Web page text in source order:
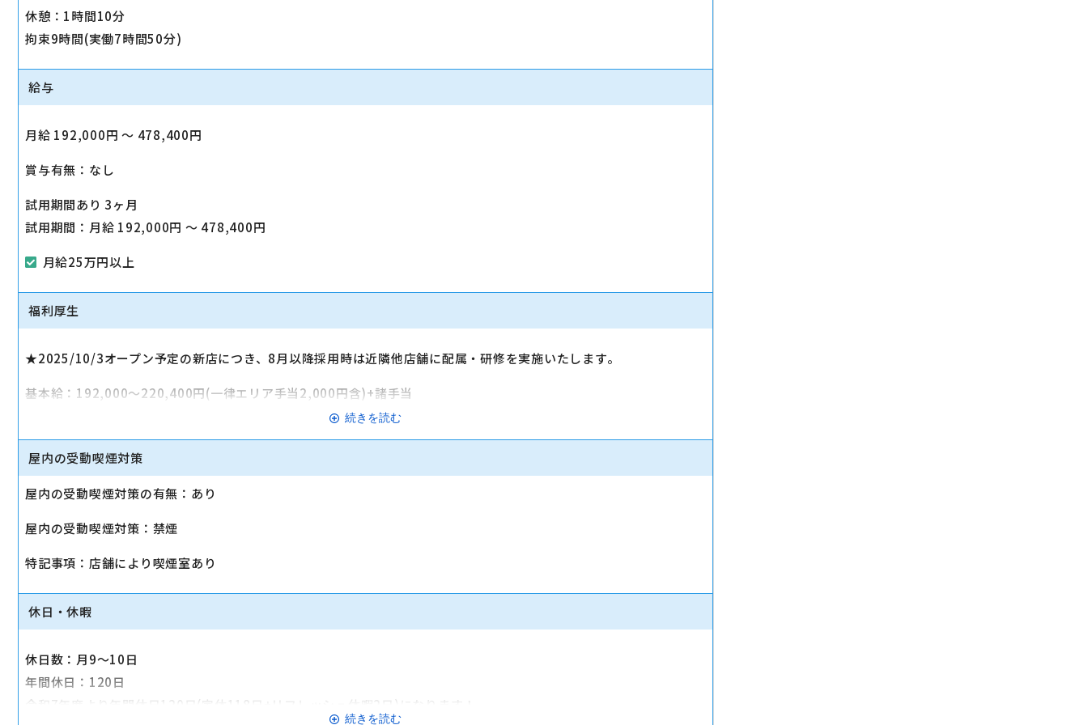
休憩：1時間10分
拘束9時間(実働7時間50分)
給与
月給 192,000円 〜 478,400円
賞与有無：なし
試用期間あり 3ヶ月
試用期間：月給 192,000円 〜 478,400円
月給25万円以上
福利厚生
★2025/10/3オープン予定の新店につき、8月以降採用時は近隣他店舗に配属・研修を実施いたします。
基本給：192,000～220,400円(一律エリア手当2,000円含)+諸手当
エリア手当(最大24,000円)
交通費(規定支給/上限5万円/月)
時間外手当(1分単位支給)
役職手当(2万2千円～/月)
<福利厚生>(一部抜粋)
・社保完備
・家賃補助(会社都合の異動時)
・永年勤続表彰制度(10年ごと)
続きを読む
屋内の受動喫煙対策
屋内の受動喫煙対策の有無：あり
屋内の受動喫煙対策：禁煙
特記事項：店舗により喫煙室あり
休日・休暇
休日数：月9～10日
年間休日：120日
令和7年度より年間休日120日(定休118日+リフレッシュ休暇2日)になります！
続きを読む